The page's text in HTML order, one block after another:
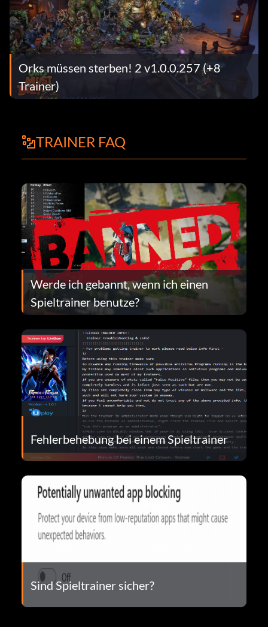
Orks müssen sterben! 2 v1.0.0.257 (+8
Trainer)
TRAINER FAQ
Werde ich gebannt, wenn ich einen
Spieltrainer benutze?
Fehlerbehebung bei einem Spieltrainer
Sind Spieltrainer sicher?